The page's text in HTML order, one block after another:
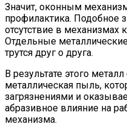
Значит, оконным
профилактика. Подобное
отсутствие в механизмах
Отдельные
трутся друг о друга.
В результате этого металл
металлическая пыль,
загрязнениями и
абразивное влияние на
механизма.